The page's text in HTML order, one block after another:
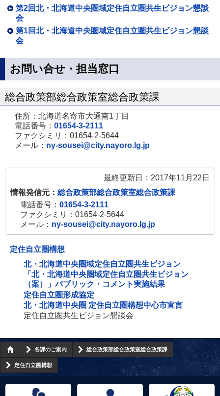
第2回北・北海道中央圏域定住自立圏共生ビジョン懇談
会
第1回北・北海道中央圏域定住自立圏共生ビジョン懇談
会
お問い合せ・担当窓口
総合政策部総合政策室総合政策課
住所：北海道名寄市大通南1丁目
電話番号： 01654-3-2111
ファクシミリ：01654-2-5644
メール： ny-sousei@city.nayoro.lg.jp
最終更新日：2017年11月22日
情報発信元： 総合政策部総合政策室総合政策課
電話番号： 01654-3-2111
ファクシミリ：01654-2-5644
メール： ny-sousei@city.nayoro.lg.jp
定住自立圏構想
北・北海道中央圏域定住自立圏共生ビジョン
「北・北海道中央圏域定住自立圏共生ビジョン
（案）」パブリック・コメント実施結果
定住自立圏形成協定
北・北海道中央圏 定住自立圏構想中心市宣言
定住自立圏共生ビジョン懇談会
各課のご案内 総合政策部総合政策室総合政策課
定住自立圏構想